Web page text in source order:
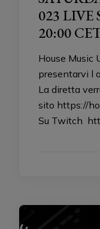
023 LIVE
20:00
House Music
presentarvi l
La diretta
sito https://
Su Twitch